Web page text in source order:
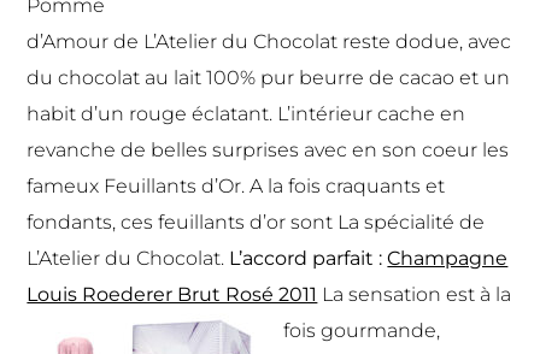
Pomme
d’Amour de L’Atelier du Chocolat reste dodue, avec
du chocolat au lait 100% pur beurre de cacao et un
habit d’un rouge éclatant. L’intérieur cache en
revanche de belles surprises avec en son coeur les
fameux Feuillants d’Or. A la fois craquants et
fondants, ces feuillants d’or sont La spécialité de
L’Atelier du Chocolat. L’accord parfait : Champagne
Louis Roederer Brut Rosé 2011 La sensation est à la
fois gourmande,